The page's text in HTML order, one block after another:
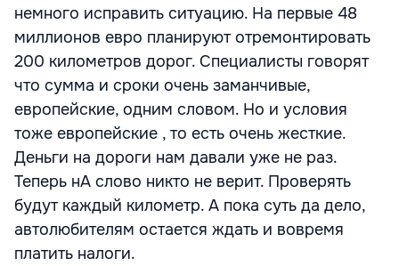
немного исправить ситуацию. На первые 48
миллионов евро планируют отремонтировать
200 километров дорог. Специалисты говорят
что сумма и сроки очень заманчивые,
европейские, одним словом. Но и условия
тоже европейские , то есть очень жесткие.
Деньги на дороги нам давали уже не раз.
Теперь нА слово никто не верит. Проверять
будут каждый километр. А пока суть да дело,
автолюбителям остается ждать и вовремя
платить налоги.